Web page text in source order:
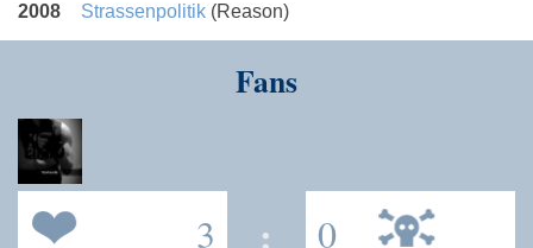
2008 Strassenpolitik (Reason)
Fans
3 : 0